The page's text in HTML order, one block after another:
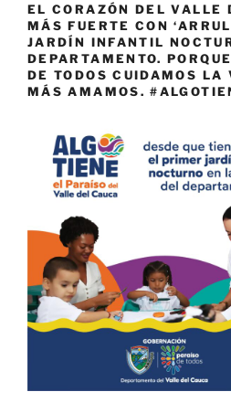
EL CORAZÓN DEL VALLE
MÁS FUERTE CON
JARDÍN INFANTIL
DEPARTAMENTO.
DE TODOS CUIDAMOS LA
MÁS AMAMOS.